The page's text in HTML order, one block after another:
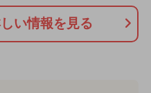
い情報を見る